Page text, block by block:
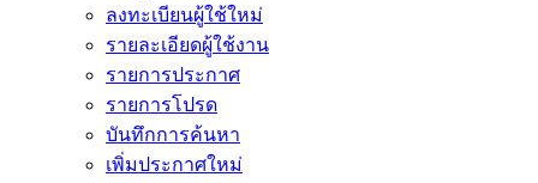
ลงทะเบียนผู้ใช้ใหม่
รายละเอียดผู้ใช้งาน
รายการประกาศ
รายการโปรด
บันทึกการค้นหา
เพิ่มประกาศใหม่